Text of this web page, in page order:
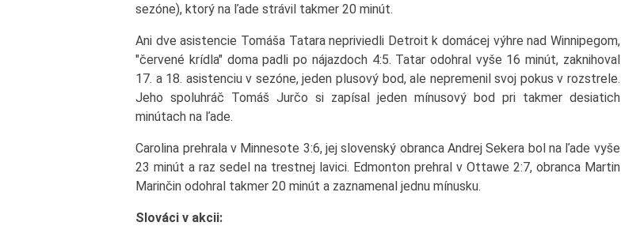
sezóne), ktorý na ľade strávil takmer 20 minút.
Ani dve asistencie Tomáša Tatara nepriviedli Detroit k domácej výhre nad Winnipegom,
"červené krídla" doma padli po nájazdoch 4:5. Tatar odohral vyše 16 minút, zaknihoval
17. a 18. asistenciu v sezóne, jeden plusový bod, ale nepremenil svoj pokus v rozstrele.
Jeho spoluhráč Tomáš Jurčo si zapísal jeden mínusový bod pri takmer desiatich
minútach na ľade.
Carolina prehrala v Minnesote 3:6, jej slovenský obranca Andrej Sekera bol na ľade vyše
23 minút a raz sedel na trestnej lavici. Edmonton prehral v Ottawe 2:7, obranca Martin
Marinčin odohral takmer 20 minút a zaznamenal jednu mínusku.
Slováci v akcii: